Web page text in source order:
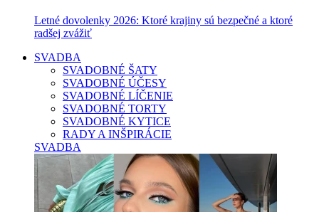
Letné dovolenky 2026: Ktoré krajiny sú bezpečné a ktoré
radšej zvážiť
SVADBA
SVADOBNÉ ŠATY
SVADOBNÉ ÚČESY
SVADOBNÉ LÍČENIE
SVADOBNÉ TORTY
SVADOBNÉ KYTICE
RADY A INŠPIRÁCIE
SVADBA